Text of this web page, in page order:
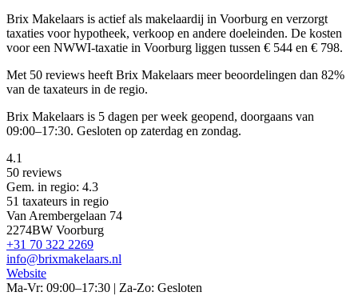
Brix Makelaars is actief als makelaardij in Voorburg en verzorgt
taxaties voor hypotheek, verkoop en andere doeleinden. De kosten
voor een NWWI-taxatie in Voorburg liggen tussen € 544 en € 798.
Met 50 reviews heeft Brix Makelaars meer beoordelingen dan 82%
van de taxateurs in de regio.
Brix Makelaars is 5 dagen per week geopend, doorgaans van
09:00–17:30. Gesloten op zaterdag en zondag.
4.1
50 reviews
Gem. in regio: 4.3
51 taxateurs in regio
Van Arembergelaan 74
2274BW Voorburg
+31 70 322 2269
info@brixmakelaars.nl
Website
Ma-Vr: 09:00–17:30 | Za-Zo: Gesloten